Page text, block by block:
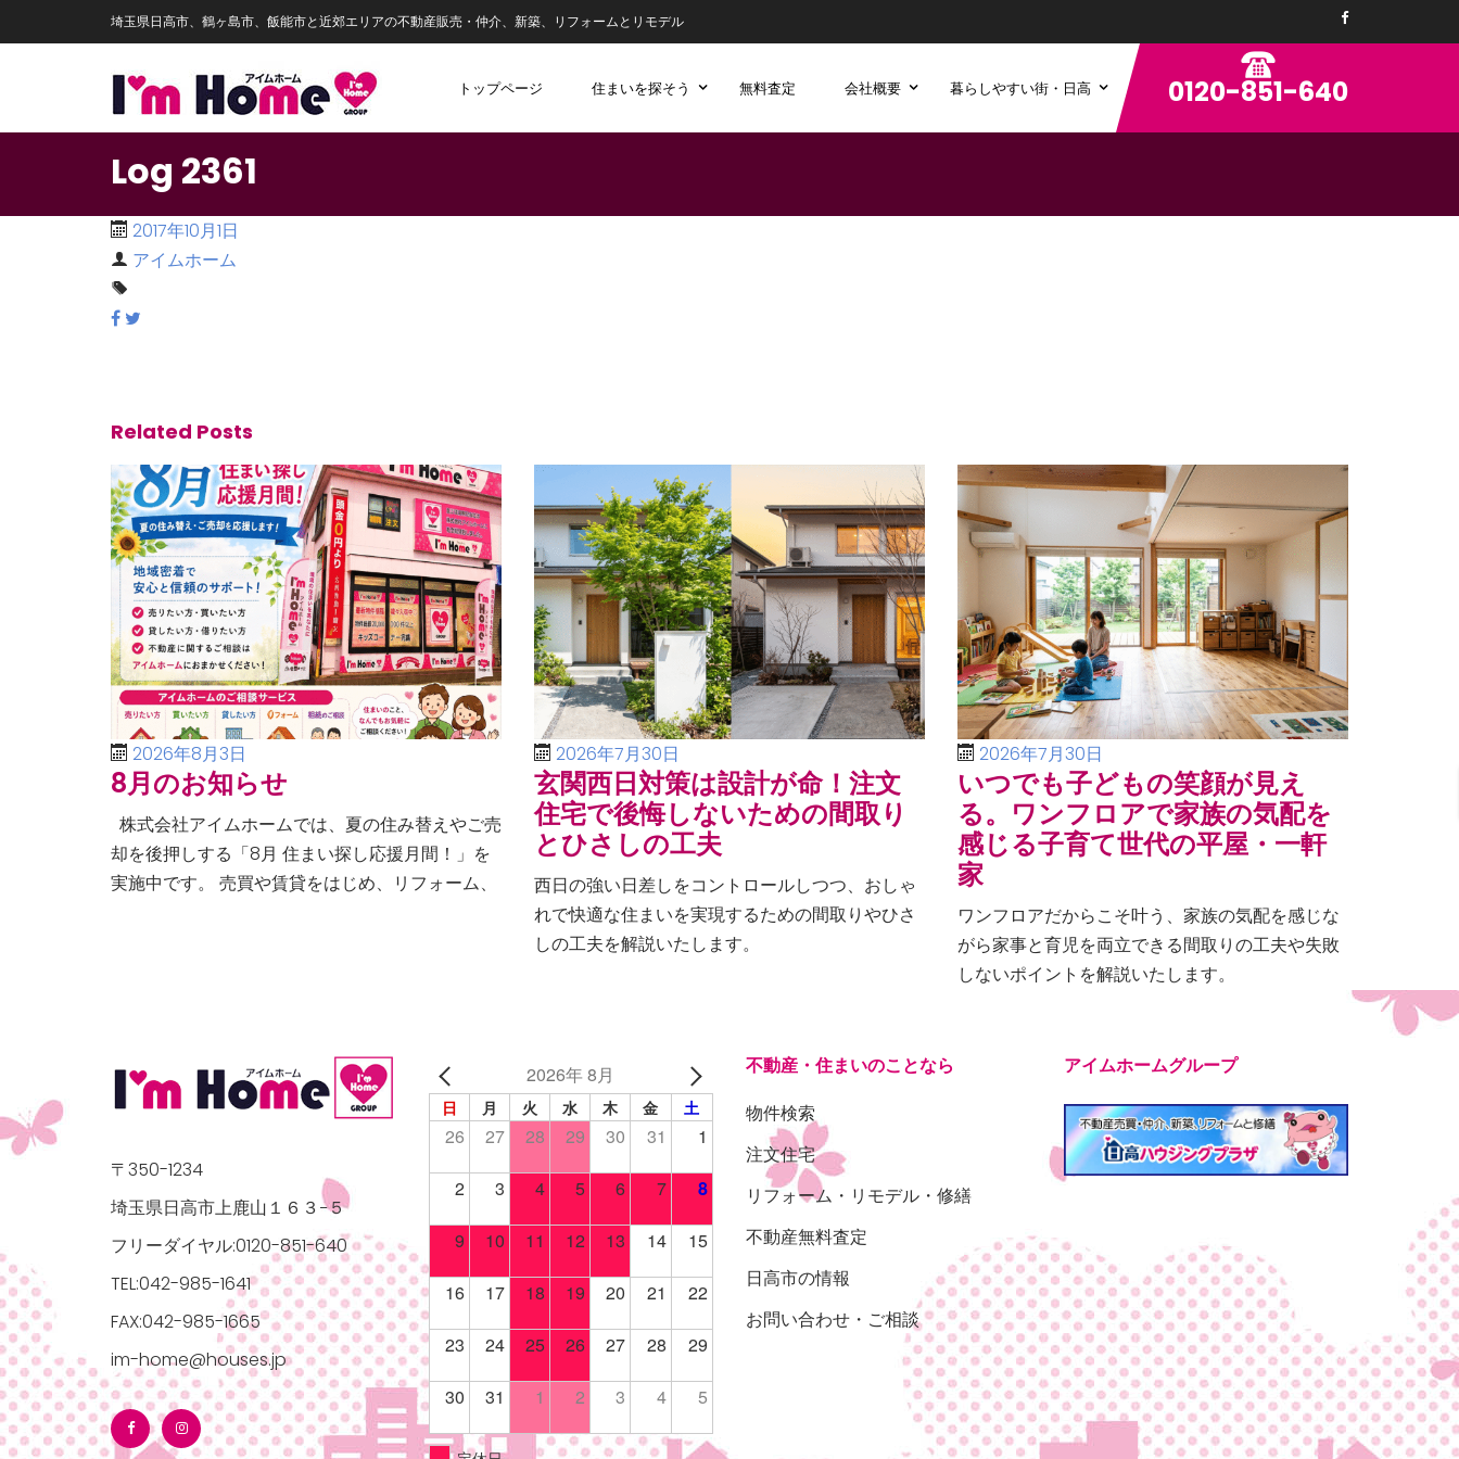
埼玉県日高市、鶴ヶ島市、飯能市と近郊エリアの不動産販売・仲介、新築、リフォームとリモデル
トップページ 住まいを探そう 無料査定 会社概要 暮らしやすい街・日高 0120-851-640
Log 2361
2017年10月1日
アイムホーム
Related Posts
2026年8月3日
8月のお知らせ
株式会社アイムホームでは、夏の住み替えやご売
却を後押しする「8月 住まい探し応援月間！」を
実施中です。 売買や賃貸をはじめ、リフォーム、
2026年7月30日
玄関西日対策は設計が命！注文
住宅で後悔しないための間取り
とひさしの工夫
西日の強い日差しをコントロールしつつ、おしゃ
れで快適な住まいを実現するための間取りやひさ
しの工夫を解説いたします。
2026年7月30日
いつでも子どもの笑顔が見え
る。ワンフロアで家族の気配を
感じる子育て世代の平屋・一軒
家
ワンフロアだからこそ叶う、家族の気配を感じな
がら家事と育児を両立できる間取りの工夫や失敗
しないポイントを解説いたします。
〒350-1234
埼玉県日高市上鹿山１６３−５
フリーダイヤル:0120-851-640
TEL:042-985-1641
FAX:042-985-1665
im-home@houses.jp
2026年 8月
日 月 火 水 木 金 土
26 27 28 29 30 31 1
2 3 4 5 6 7 8
9 10 11 12 13 14 15
16 17 18 19 20 21 22
23 24 25 26 27 28 29
30 31 1 2 3 4 5
不動産・住まいのことなら
物件検索
注文住宅
リフォーム・リモデル・修繕
不動産無料査定
日高市の情報
お問い合わせ・ご相談
アイムホームグループ